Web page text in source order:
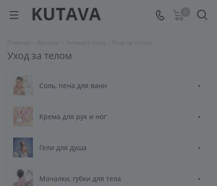
Уход за телом
Соль, пена для ванн
Крема для рук и ног
Гели для душа
Мочалки, губки для тела